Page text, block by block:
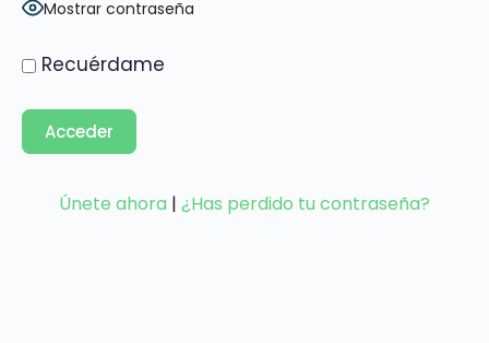
Mostrar contraseña
Recuérdame
Únete ahora | ¿Has perdido tu contraseña?